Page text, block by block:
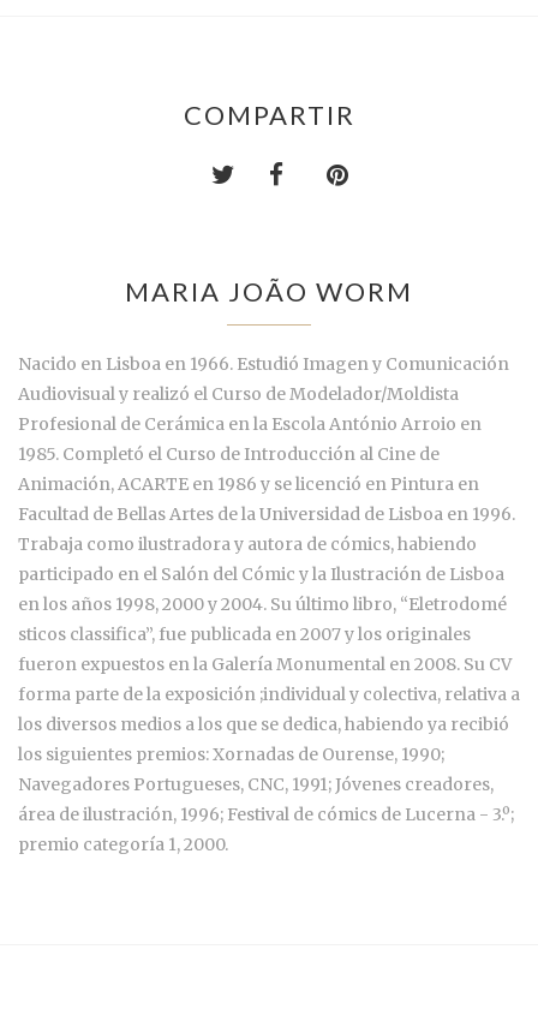
COMPARTIR
MARIA JOÃO WORM
Nacido en Lisboa en 1966. Estudió Imagen y Comunicación
Audiovisual y realizó el Curso de Modelador/Moldista
Profesional de Cerámica en la Escola António Arroio en
1985. Completó el Curso de Introducción al Cine de
Animación, ACARTE en 1986 y se licenció en Pintura en
Facultad de Bellas Artes de la Universidad de Lisboa en 1996.
Trabaja como ilustradora y autora de cómics, habiendo
participado en el Salón del Cómic y la Ilustración de Lisboa
en los años 1998, 2000 y 2004. Su último libro, “Eletrodomé
sticos classifica”, fue publicada en 2007 y los originales
fueron expuestos en la Galería Monumental en 2008. Su CV
forma parte de la exposición ;individual y colectiva, relativa a
los diversos medios a los que se dedica, habiendo ya recibió
los siguientes premios: Xornadas de Ourense, 1990;
Navegadores Portugueses, CNC, 1991; Jóvenes creadores,
área de ilustración, 1996; Festival de cómics de Lucerna - 3.º;
premio categoría 1, 2000.